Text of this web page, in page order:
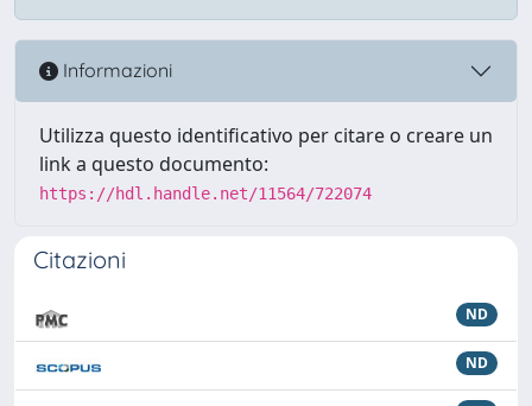
Informazioni
Utilizza questo identificativo per citare o creare un
link a questo documento:
https://hdl.handle.net/11564/722074
Citazioni
ND
ND